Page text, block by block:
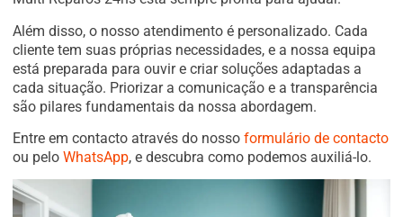
Além disso, o nosso atendimento é personalizado. Cada
cliente tem suas próprias necessidades, e a nossa equipa
está preparada para ouvir e criar soluções adaptadas a
cada situação. Priorizar a comunicação e a transparência
são pilares fundamentais da nossa abordagem.
Entre em contacto através do nosso formulário de contacto
ou pelo WhatsApp, e descubra como podemos auxiliá-lo.